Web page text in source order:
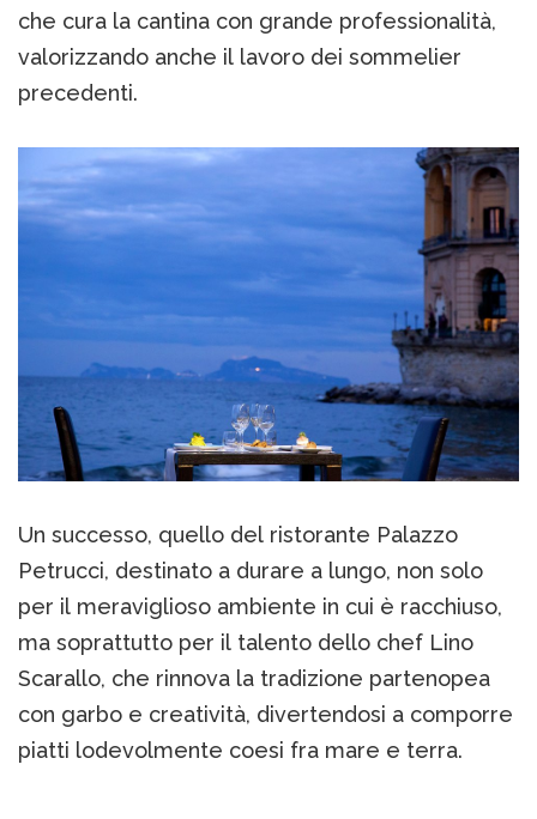
che cura la cantina con grande professionalità,
valorizzando anche il lavoro dei sommelier
precedenti.
Un successo, quello del ristorante Palazzo
Petrucci, destinato a durare a lungo, non solo
per il meraviglioso ambiente in cui è racchiuso,
ma soprattutto per il talento dello chef Lino
Scarallo, che rinnova la tradizione partenopea
con garbo e creatività, divertendosi a comporre
piatti lodevolmente coesi fra mare e terra.